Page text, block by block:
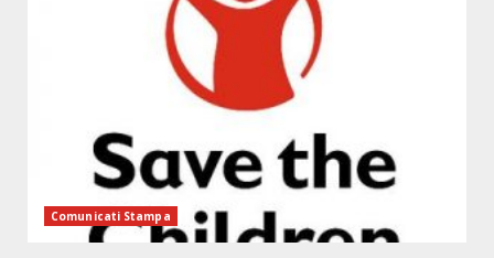
Comunicati Stampa